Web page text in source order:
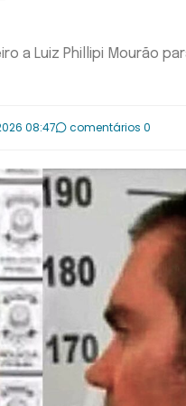
a Luiz Phillipi Mourão
08:47 comentários 0